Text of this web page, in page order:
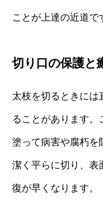
ことが上達の近道で
切り口の保護と
太枝を切るときには
ることがあります。
塗って病害や腐朽を
潔く平らに切り、表
復が早くなります。